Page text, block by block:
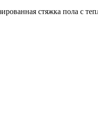
стяжка пола с